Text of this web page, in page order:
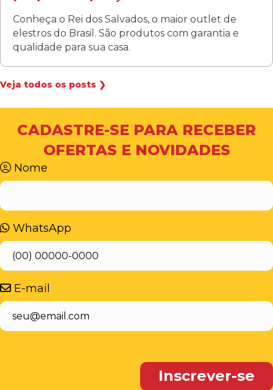
Conheça o Rei dos Salvados, o maior outlet de
elestros do Brasil. São produtos com garantia e
qualidade para sua casa.
Veja todos os posts ❯
CADASTRE-SE PARA RECEBER
OFERTAS E NOVIDADES
Nome
WhatsApp
E-mail